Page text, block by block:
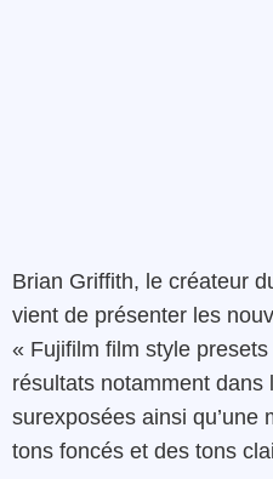
Brian Griffith, le créateur
vient de présenter les
« Fujifilm film style
résultats notamment
surexposées ainsi qu’une
tons foncés et des tons